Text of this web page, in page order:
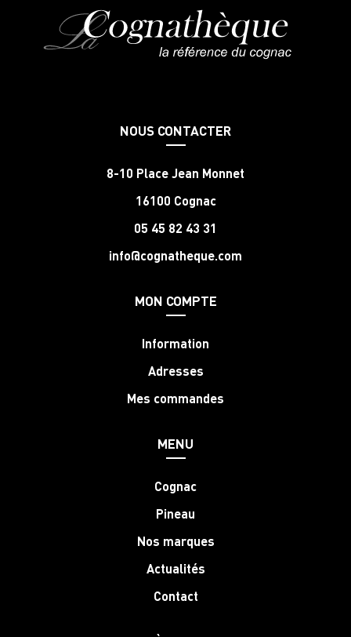
NOUS CONTACTER
8-10 Place Jean Monnet
16100 Cognac
05 45 82 43 31
info@cognatheque.com
MON COMPTE
Information
Adresses
Mes commandes
MENU
Cognac
Pineau
Nos marques
Actualités
Contact